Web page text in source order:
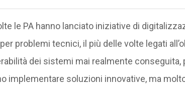
le PA hanno lanciato iniziative di
problemi tecnici, il più delle volte legati
dei sistemi mai realmente
implementare soluzioni innovative, ma